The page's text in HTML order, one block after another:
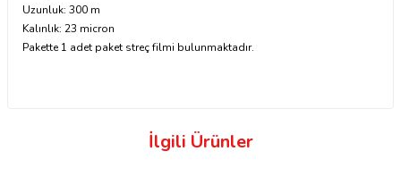
Uzunluk: 300 m
Kalınlık: 23 micron
Pakette 1 adet paket streç filmi bulunmaktadır.
İlgili Ürünler